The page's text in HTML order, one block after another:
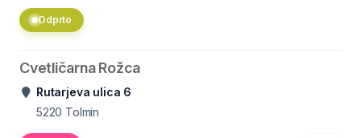
Odprto
Cvetličarna Rožca
Rutarjeva ulica 6
5220 Tolmin